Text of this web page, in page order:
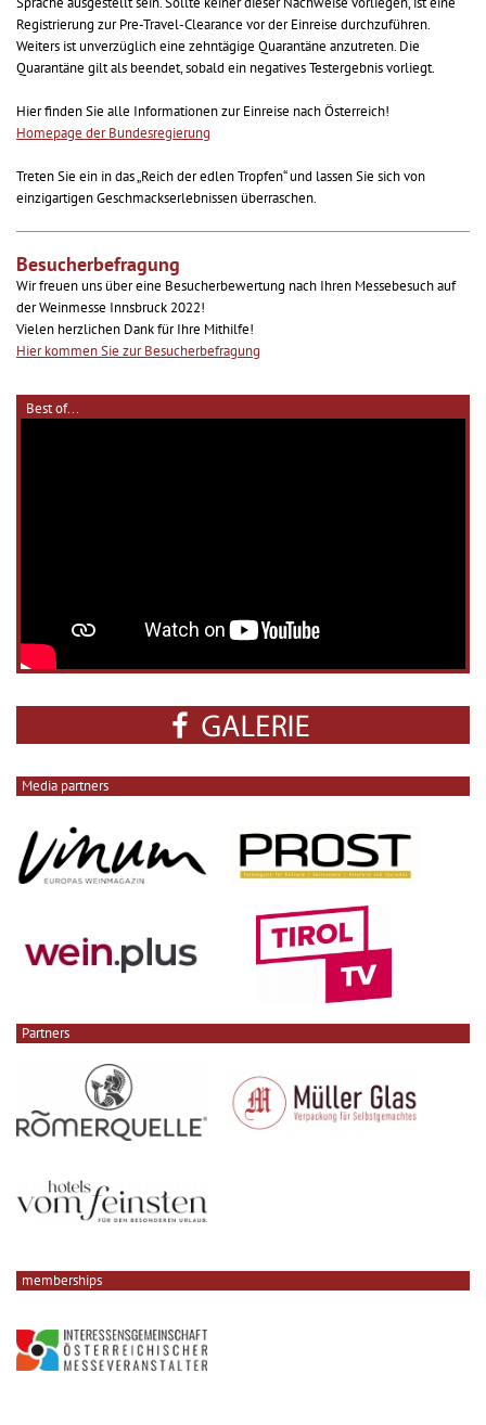
Registrierung zur Pre-Travel-Clearance vor der Einreise durchzuführen.
Weiters ist unverzüglich eine zehntägige Quarantäne anzutreten. Die
Quarantäne gilt als beendet, sobald ein negatives Testergebnis vorliegt.
Hier finden Sie alle Informationen zur Einreise nach Österreich!
Homepage der Bundesregierung
Treten Sie ein in das „Reich der edlen Tropfen“ und lassen Sie sich von
einzigartigen Geschmackserlebnissen überraschen.
Besucherbefragung
Wir freuen uns über eine Besucherbewertung nach Ihren Messebesuch auf
der Weinmesse Innsbruck 2022!
Vielen herzlichen Dank für Ihre Mithilfe!
Hier kommen Sie zur Besucherbefragung
Best of...
Media partners
Partners
memberships